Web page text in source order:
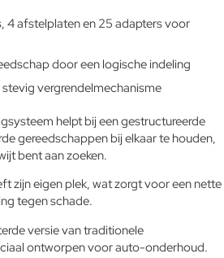
4 afstelplaten en 25 adapters voor
door een logische indeling
vergrendelmechanisme
helpt bij een gestructureerde
gereedschappen bij elkaar te houden,
bent aan zoeken.
zijn eigen plek, wat zorgt voor een nette
tegen schade.
versie van traditionele
ontworpen voor auto-onderhoud.